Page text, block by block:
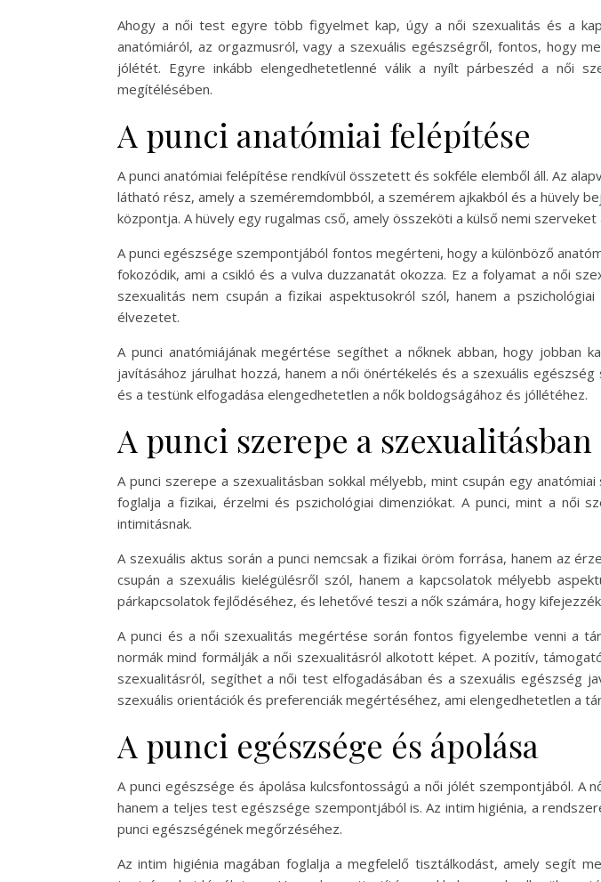
Ahogy a női test egyre több figyelmet kap, úgy a női szexualitás és a
anatómiáról, az orgazmusról, vagy a szexuális egészségről, fontos, hogy
jólétét. Egyre inkább elengedhetetlenné válik a nyílt párbeszéd a női
megítélésében.
A punci anatómiai felépítése
A punci anatómiai felépítése rendkívül összetett és sokféle elemből áll. Az
látható rész, amely a szeméremdombból, a szemérem ajkakból és a hüvely
központja. A hüvely egy rugalmas cső, amely összeköti a külső nemi
A punci egészsége szempontjából fontos megérteni, hogy a különböző
fokozódik, ami a csikló és a vulva duzzanatát okozza. Ez a folyamat a női
szexualitás nem csupán a fizikai aspektusokról szól, hanem a
élvezetet.
A punci anatómiájának megértése segíthet a nőknek abban, hogy jobban
javításához járulhat hozzá, hanem a női önértékelés és a szexuális
és a testünk elfogadása elengedhetetlen a nők boldogságához és jóllétéhez.
A punci szerepe a szexualitásban
A punci szerepe a szexualitásban sokkal mélyebb, mint csupán egy
foglalja a fizikai, érzelmi és pszichológiai dimenziókat. A punci, mint a női
intimitásnak.
A szexuális aktus során a punci nemcsak a fizikai öröm forrása, hanem az
csupán a szexuális kielégülésről szól, hanem a kapcsolatok mélyebb
párkapcsolatok fejlődéséhez, és lehetővé teszi a nők számára, hogy
A punci és a női szexualitás megértése során fontos figyelembe venni a
normák mind formálják a női szexualitásról alkotott képet. A pozitív,
szexualitásról, segíthet a női test elfogadásában és a szexuális egészség
szexuális orientációk és preferenciák megértéséhez, ami elengedhetetlen a
A punci egészsége és ápolása
A punci egészsége és ápolása kulcsfontosságú a női jólét szempontjából.
hanem a teljes test egészsége szempontjából is. Az intim higiénia, a
punci egészségének megőrzéséhez.
Az intim higiénia magában foglalja a megfelelő tisztálkodást, amely segít